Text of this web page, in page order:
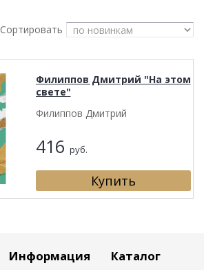
Сортировать
Филиппов Дмитрий "На этом
свете"
Филиппов Дмитрий
416 руб.
Информация Каталог